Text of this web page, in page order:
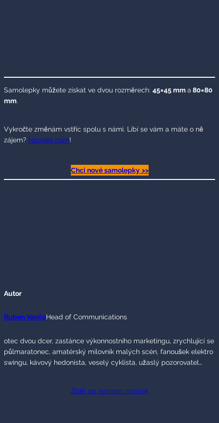
Samolepky můžete získat ve dvou rozměrech: 45×45 mma 80×80
mm.
Vykročte změnám vstříc spolu s námi. Líbí se vám a máte o ně
zájem? Napište nám!
Chci nové samolepky >>
Autor
Ruben VančoHead of Communications
otec dvou dcer, zastánce výkonnostního marketingu, zrychlující se
půlmaratonec, amatérský milovník malých scén, fanoušek elektro
swingu, kávový hedonista, veselý cyklista, užaslý pozorovatel…
Zpět na seznam novinek